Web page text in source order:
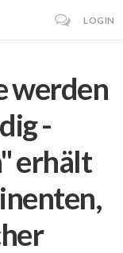
LOGIN
werden
-
erhält